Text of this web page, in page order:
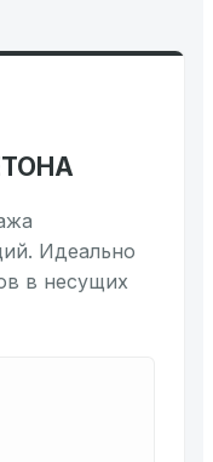
Идеально
в несущих